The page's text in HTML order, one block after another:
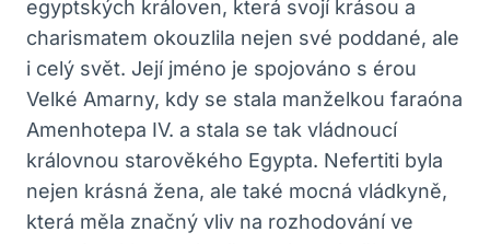
egyptských královen, která svojí krásou a
charismatem okouzlila nejen své poddané, ale
i celý svět. Její jméno je spojováno s érou
Velké Amarny, kdy se stala manželkou faraóna
Amenhotepa IV. a stala se tak vládnoucí
královnou starověkého Egypta. Nefertiti byla
nejen krásná žena, ale také mocná vládkyně,
která měla značný vliv na rozhodování ve